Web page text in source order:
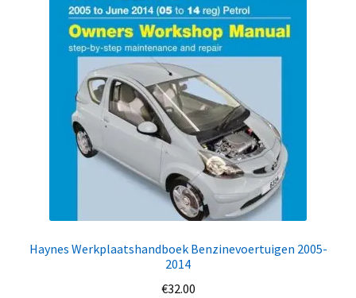
Haynes Werkplaatshandboek Benzinevoertuigen 2005-
2014
€32.00